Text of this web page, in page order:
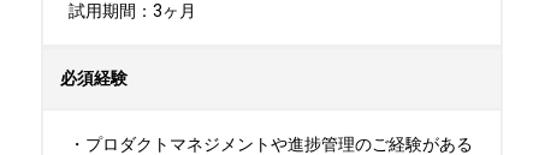
試用期間：3ヶ月
必須経験
・プロダクトマネジメントや進捗管理のご経験がある